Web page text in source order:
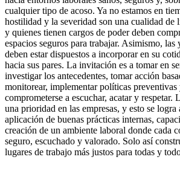
cualquier tipo de acoso. Ya no estamos en
hostilidad y la severidad son una cualidad de
y quienes tienen cargos de poder deben
espacios seguros para trabajar. Asimismo, las
deben estar dispuestos a incorporar en su
hacia sus pares. La invitación es a tomar en
investigar los antecedentes, tomar acción
monitorear, implementar políticas preventivas
comprometerse a escuchar, acatar y respetar.
una prioridad en las empresas, y esto se logra
aplicación de buenas prácticas internas,
creación de un ambiente laboral donde cada
seguro, escuchado y valorado. Solo así
lugares de trabajo más justos para todas y